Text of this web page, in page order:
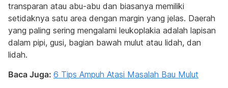
transparan atau abu-abu dan biasanya memiliki
setidaknya satu area dengan margin yang jelas. Daerah
yang paling sering mengalami leukoplakia adalah lapisan
dalam pipi, gusi, bagian bawah mulut atau lidah, dan
lidah.
Baca Juga: 6 Tips Ampuh Atasi Masalah Bau Mulut